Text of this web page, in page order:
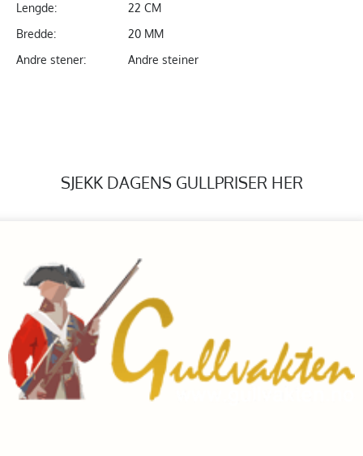
Lengde:
22 CM
Bredde:
20 MM
Andre stener:
Andre steiner
SJEKK DAGENS GULLPRISER HER